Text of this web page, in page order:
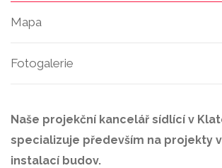
Mapa
Fotogalerie
Naše projekční kancelář sídlící v
specializuje především na projekty
instalací budov.